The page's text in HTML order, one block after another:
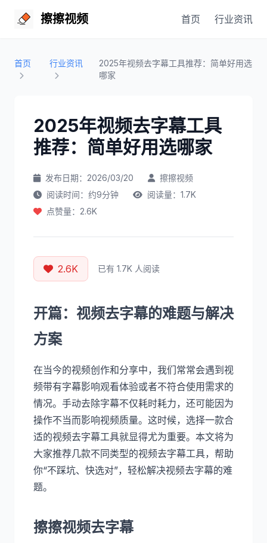
擦擦视频 首页 行业资讯
首页 行业资讯
2025年视频去字幕工具推荐：简单好用选
哪家
2025年视频去字幕工具
推荐：简单好用选哪家
发布日期：2026/03/20
擦擦视频
阅读时间：约9分钟
阅读量：1.7K
点赞量：2.6K
2.6K 已有 1.7K 人阅读
开篇：视频去字幕的难题与解决
方案
在当今的视频创作和分享中，我们常常会遇到视
频带有字幕影响观看体验或者不符合使用需求的
情况。手动去除字幕不仅耗时耗力，还可能因为
操作不当而影响视频质量。这时候，选择一款合
适的视频去字幕工具就显得尤为重要。本文将为
大家推荐几款不同类型的视频去字幕工具，帮助
你“不踩坑、快选对”，轻松解决视频去字幕的难
题。
擦擦视频去字幕